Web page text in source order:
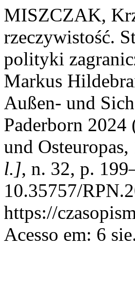
MISZCZAK,
rzeczywistość.
polityki
Markus
Außen- und
Paderborn 2024
und
l.], n. 32, p.
10.35757/
https://
Acesso em: 6